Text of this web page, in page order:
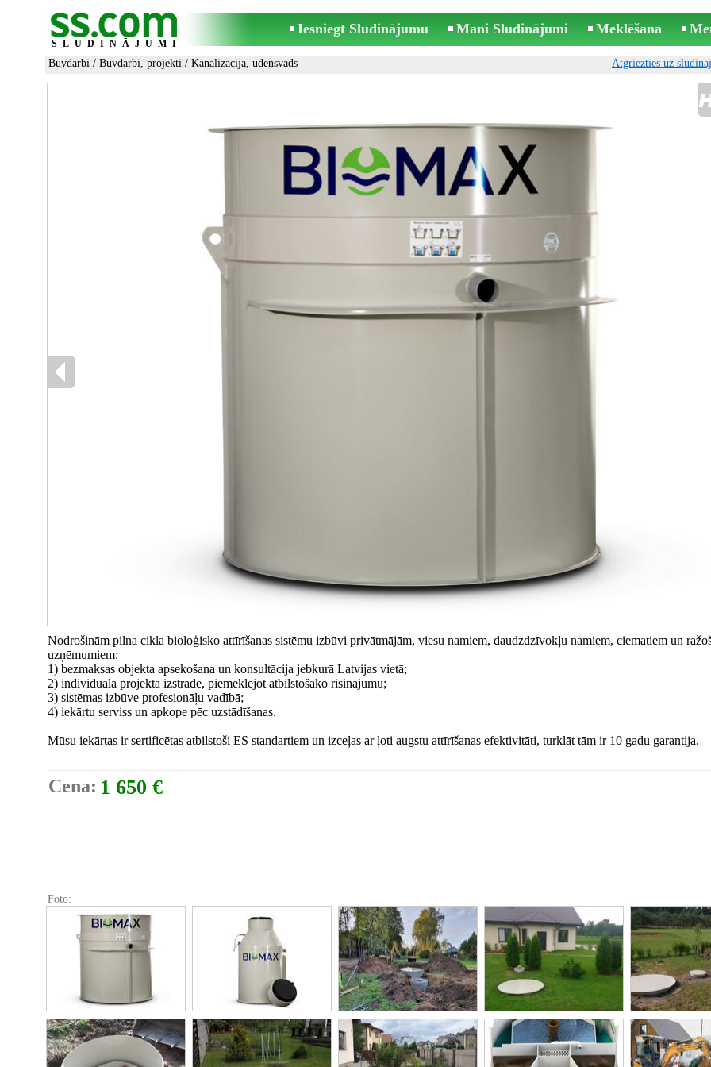
SLUDINĀJUMI
Iesniegt Sludinājumu Mani Sludinājumi Meklēšana
Būvdarbi / Būvdarbi, projekti / Kanalizācija, ūdensvads Atgriezties uz
Nodrošinām pilna cikla bioloģisko attīrīšanas sistēmu izbūvi privātmājām, viesu namiem, daudzdzīvokļu namiem, ciematiem un
uzņēmumiem:
1) bezmaksas objekta apsekošana un konsultācija jebkurā Latvijas vietā;
2) individuāla projekta izstrāde, piemeklējot atbilstošāko risinājumu;
3) sistēmas izbūve profesionāļu vadībā;
4) iekārtu serviss un apkope pēc uzstādīšanas.
Mūsu iekārtas ir sertificētas atbilstoši ES standartiem un izceļas ar ļoti augstu attīrīšanas efektivitāti, turklāt tām ir 10 gadu garantija.
Cena: 1 650 €
Foto: